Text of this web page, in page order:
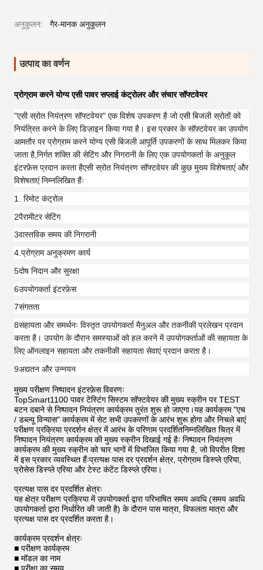
अनुकूलन: गैर-मानक अनुकूलन
उत्पाद का वर्णन
प्रोग्राम करने योग्य एसी पावर सप्लाई कंट्रोलर और संचार सॉफ्टवेयर
"एसी स्रोत नियंत्रण सॉफ्टवेयर" एक विशेष उपकरण है जो एसी बिजली स्रोतों को
नियंत्रित करने के लिए डिज़ाइन किया गया है। इस प्रकार के सॉफ़्टवेयर का उपयोग
आमतौर पर प्रोग्राम करने योग्य एसी बिजली आपूर्ति उपकरणों के साथ मिलकर किया
जाता है,निर्गत शक्ति की सेटिंग और निगरानी के लिए एक उपयोगकर्ता के अनुकूल
इंटरफ़ेस प्रदान करता हैएसी स्रोत नियंत्रण सॉफ्टवेयर की कुछ मुख्य विशेषताएं और
विशेषताएं निम्नलिखित हैंः
1. रिमोट कंट्रोल
2पैरामीटर सेटिंग
3वास्तविक समय की निगरानी
4.प्रोग्राम अनुक्रमण कार्य
5दोष निदान और सुरक्षा
6उपयोगकर्ता इंटरफ़ेस
7संगतता
8सहायता और समर्थनः विस्तृत उपयोगकर्ता मैनुअल और तकनीकी प्रलेखन प्रदान
करता है। उपयोग के दौरान समस्याओं को हल करने में उपयोगकर्ताओं की सहायता के
लिए ऑनलाइन सहायता और तकनीकी सहायता सेवाएं प्रदान करता है।
9अद्यतन और उन्नयन
मुख्य परीक्षण निष्पादन इंटरफ़ेस विवरणः
TopSmart1100 पावर टेस्टिंग सिस्टम सॉफ्टवेयर की मुख्य स्क्रीन पर TEST
बटन दबाने से निष्पादन नियंत्रण कार्यक्रम तुरंत शुरू हो जाएगा।यह कार्यक्रम "एच
/ डब्ल्यू विन्यास" कार्यक्रम में सेट सभी उपकरणों के आरंभ शुरू होगा और निचले बाएं
परीक्षण प्रक्रिया प्रदर्शन क्षेत्र में आरंभ के परिणाम प्रदर्शितनिम्नलिखित चित्र में
निष्पादन नियंत्रण कार्यक्रम की मुख्य स्क्रीन दिखाई गई हैः निष्पादन नियंत्रण
कार्यक्रम की मुख्य स्क्रीन को चार भागों में विभाजित किया गया है, जो विपरीत दिशा
में इस प्रकार व्यवस्थित हैंःप्रत्यक्ष पास दर प्रदर्शन क्षेत्र, प्रोग्राम डिस्प्ले एरिया,
प्रोसेस डिस्प्ले एरिया और टेस्ट कंटेंट डिस्प्ले एरिया।
प्रत्यक्ष पास दर प्रदर्शित क्षेत्रः
यह क्षेत्र परीक्षण प्रक्रिया में उपयोगकर्ता द्वारा परिभाषित समय अवधि (समय अवधि
उपयोगकर्ता द्वारा निर्धारित की जाती है) के दौरान पास मात्रा, विफलता मात्रा और
प्रत्यक्ष पास दर प्रदर्शित करता है।
कार्यक्रम प्रदर्शन क्षेत्रः
■ परीक्षण कार्यक्रम
■ मॉडल का नाम
■ परीक्षा का समय